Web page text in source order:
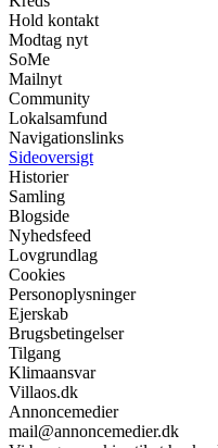
Hold kontakt
Modtag nyt
SoMe
Mailnyt
Community
Lokalsamfund
Navigationslinks
Sideoversigt
Historier
Samling
Blogside
Nyhedsfeed
Lovgrundlag
Cookies
Personoplysninger
Ejerskab
Brugsbetingelser
Tilgang
Klimaansvar
Villaos.dk
Annoncemedier
mail@annoncemedier.dk